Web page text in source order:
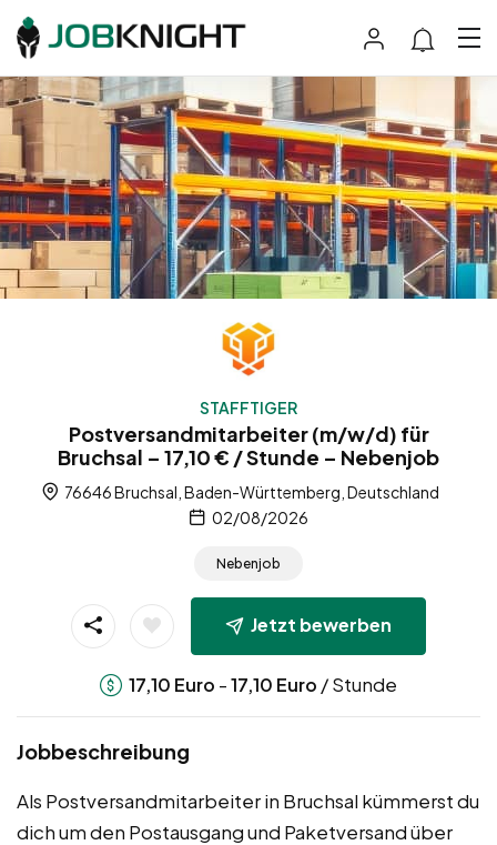
STAFFTIGER
Postversandmitarbeiter (m/w/d) für
Bruchsal – 17,10 € / Stunde – Nebenjob
76646 Bruchsal, Baden-Württemberg, Deutschland
02/08/2026
Nebenjob
Jetzt bewerben
17,10 Euro -17,10 Euro / Stunde
Jobbeschreibung
Als Postversandmitarbeiter in Bruchsal kümmerst du
dich um den Postausgang und Paketversand über